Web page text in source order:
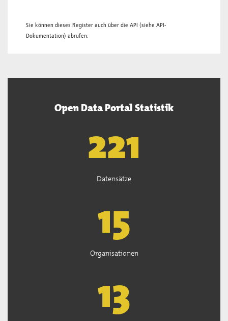
Sie können dieses Register auch über die API (siehe API-
Dokumentation) abrufen.
Open Data Portal Statistik
222
Datensätze
15
Organisationen
13